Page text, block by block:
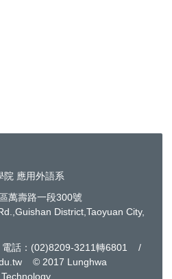
院 應用外語系
萬壽路一段300號
District,Taoyuan City,
話：(02)8209-3211轉6801 /
© 2017 Lunghwa